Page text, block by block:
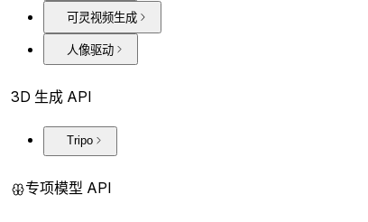
可灵视频生成
人像驱动
3D 生成 API
Tripo
专项模型 API